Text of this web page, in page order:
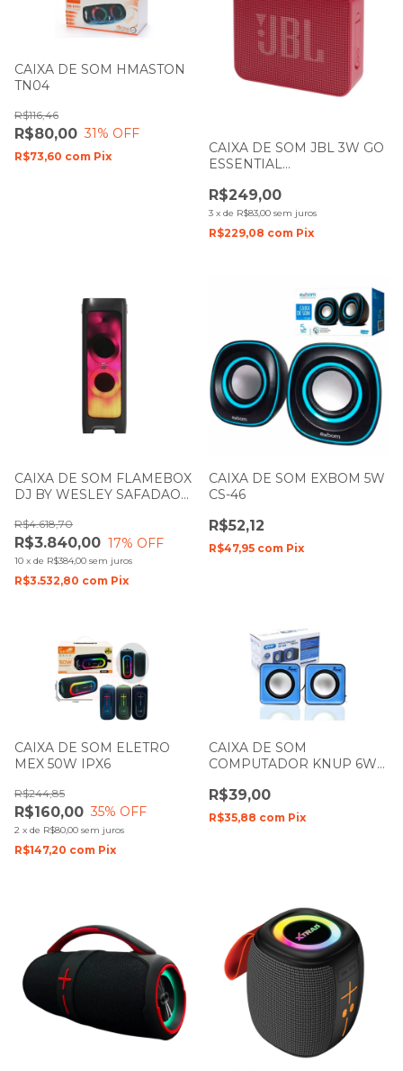
CAIXA DE SOM HMASTON
TN04
R$80,00
R$116,46
31% OFF
R$73,60 com Pix
CAIXA DE SOM JBL 3W GO
ESSENTIAL
VERMELHA COM BATERIA
R$249,00
3 x de R$83,00 sem juros
R$229,08 com Pix
CAIXA DE SOM FLAMEBOX
DJ BY WESLEY SAFADAO
R$3.840,00
R$4.618,70
17% OFF
10 x de R$384,00 sem juros
R$3.532,80 com Pix
CAIXA DE SOM EXBOM 5W
CS-46
R$52,12
R$47,95 com Pix
CAIXA DE SOM ELETRO
MEX 50W IPX6
R$160,00
R$244,85
35% OFF
2 x de R$80,00 sem juros
R$147,20 com Pix
CAIXA DE SOM
COMPUTADOR KNUP 6W
R$39,00
R$35,88 com Pix